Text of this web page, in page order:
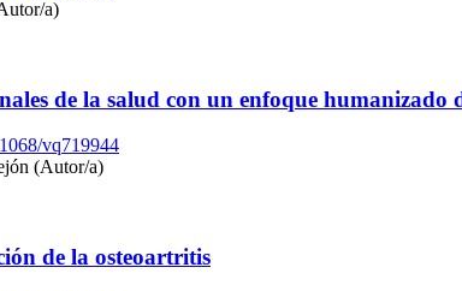
a)
de la salud con un enfoque humanizado
vq719944
(Autor/a)
de la osteoartritis